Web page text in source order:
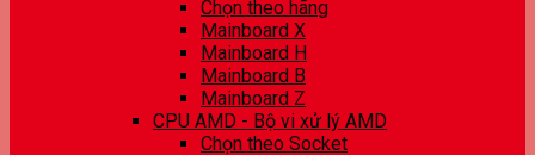
Chọn theo hãng
Mainboard X
Mainboard H
Mainboard B
Mainboard Z
CPU AMD - Bộ vi xử lý AMD
Chọn theo Socket